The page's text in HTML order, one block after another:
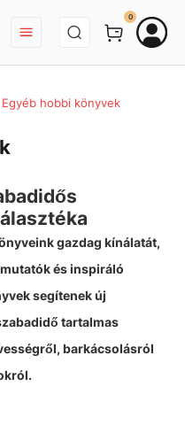
BEJELENTKEZÉS
0
Egyéb hobbi könyvek
gazdag kínálatát,
és inspiráló
segítenek új
tartalmas
barkácsolásról